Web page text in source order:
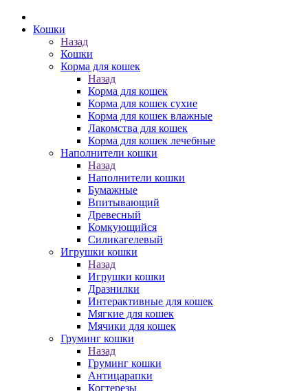
Кошки
Назад
Кошки
Корма для кошек
Назад
Корма для кошек
Корма для кошек сухие
Корма для кошек влажные
Лакомства для кошек
Корма для кошек лечебные
Наполнители кошки
Назад
Наполнители кошки
Бумажные
Впитывающий
Древесный
Комкующийся
Силикагелевый
Игрушки кошки
Назад
Игрушки кошки
Дразнилки
Интерактивные для кошек
Мягкие для кошек
Мячики для кошек
Груминг кошки
Назад
Груминг кошки
Антицарапки
Когтерезы